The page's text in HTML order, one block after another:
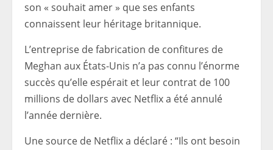
son « souhait amer » que ses enfants
connaissent leur héritage britannique.
L’entreprise de fabrication de confitures de
Meghan aux États-Unis n’a pas connu l’énorme
succès qu’elle espérait et leur contrat de 100
millions de dollars avec Netflix a été annulé
l’année dernière.
Une source de Netflix a déclaré : “Ils ont besoin